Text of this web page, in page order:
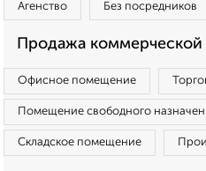
Агенство Без посредников
Продажа
Офисное помещение
Помещение свободного
Складское помещение